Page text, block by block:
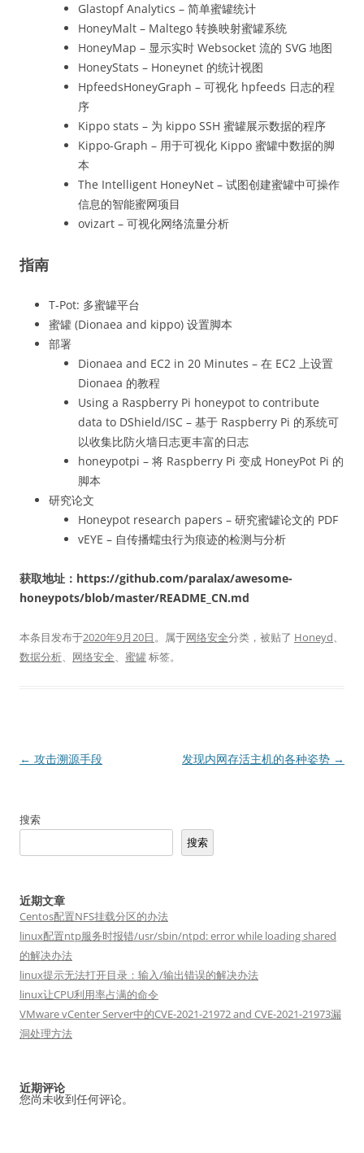
Glastopf Analytics – 简单蜜罐统计
HoneyMalt – Maltego 转换映射蜜罐系统
HoneyMap – 显示实时 Websocket 流的 SVG 地图
HoneyStats – Honeynet 的统计视图
HpfeedsHoneyGraph – 可视化 hpfeeds 日志的程
序
Kippo stats – 为 kippo SSH 蜜罐展示数据的程序
Kippo-Graph – 用于可视化 Kippo 蜜罐中数据的脚
本
The Intelligent HoneyNet – 试图创建蜜罐中可操作
信息的智能蜜网项目
ovizart – 可视化网络流量分析
指南
T-Pot: 多蜜罐平台
蜜罐 (Dionaea and kippo) 设置脚本
部署
Dionaea and EC2 in 20 Minutes – 在 EC2 上设置
Dionaea 的教程
Using a Raspberry Pi honeypot to contribute
data to DShield/ISC – 基于 Raspberry Pi 的系统可
以收集比防火墙日志更丰富的日志
honeypotpi – 将 Raspberry Pi 变成 HoneyPot Pi 的
脚本
研究论文
Honeypot research papers – 研究蜜罐论文的 PDF
vEYE – 自传播蠕虫行为痕迹的检测与分析
获取地址：https://github.com/paralax/awesome-
honeypots/blob/master/README_CN.md
本条目发布于2020年9月20日。属于网络安全分类，被贴了 Honeyd、
数据分析、 网络安全、 蜜罐 标签。
文
航
← 攻击溯源手段 发现内网存活主机的各种姿势 →
搜索
搜索
近期文章
Centos配置NFS挂载分区的办法
linux配置ntp服务时报错/usr/sbin/ntpd: error while loading shared
的解决办法
linux提示无法打开目录：输入/输出错误的解决办法
linux让CPU利用率占满的命令
VMware vCenter Server中的CVE-2021-21972 and CVE-2021-21973漏
洞处理方法
近期评论
您尚未收到任何评论。